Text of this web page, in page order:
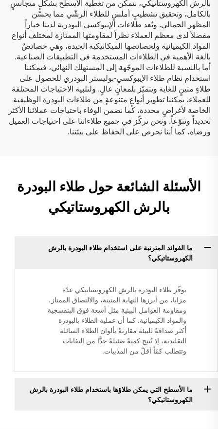
بالرش الكهروستاتيكي، نتمكّن من تغطية الأسطح بشكلٍ متجانسٍ
بالكامل، وتحقيق تشطيبٍ أملسٍ للطلاء الرشّي مما يحسّن
المظهر الجمالي. وتُعد طلاءات الإيبوكسي البودرية لدينا خياراً
مفضلاً لدى معظم العملاء نظراً لمقاومتها الممتازة لمختلف أنواع
المواد الكيميائية ولخصائصها الميكانيكية الجيدة، وهي خصائصٌ
بالغة الأهمية في الطلاءات المستخدمة في التطبيقات الصناعية.
أما بالنسبة للطلاءات الموجّهة إلى المستهلك النهائي، فيمكننا
استخدام نظام طلاء الإيبوكسي-بوليستر البودري للحصول على
طلاءٍ متينٍ للغاية ويتميّز بلمعانٍ عالٍ. ولتلبية الاحتياجات المختلفة
للعملاء، يمكننا تطوير أنواعٍ متنوعةٍ من طلاءات البودرة الوظيفية
الخاصة لأغراضٍ محددة، كما نضمن الوفاء باحتياجات عملائنا الأكثر
تحديداً وتنوّعاً. ونحن نركّز في جميع طلاءاتنا على احتياجات العميل
ورضاه، كما أننا نحرص على الحفاظ على بيئتنا.
الأسئلة الشائعة حول طلاء البودرة
بالرش الكهروستاتيكي
ما الفوائد المترتبة على استخدام طلاء البودرة بالرش
الكهروستاتيكي؟
يوفّر طلاء البودرة بالرش الكهروستاتيكي عدّة
مزايا، من أبرزها النهاية المتينة، والالتصاق الممتاز،
ومقاومة العوامل البيئية مثل أشعة فوق البنفسجية
والمواد الكيميائية. كما أن عملية الطلاء بالبودرة
أكثر صداقةً للبيئة مقارنةً بألوان الطلاء السائلة
التقليدية، إذ تُنتج كميةً ضئيلةً جدًّا من النفايات
وتتطلب كمّاً أقلّ من المذيبات.
ما الأسطح التي يمكن طلاؤها باستخدام طلاء البودرة بالرش
الكهروستاتيكي؟